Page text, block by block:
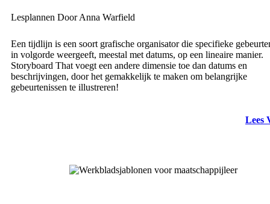
Lesplannen Door Anna Warfield
Een tijdlijn is een soort grafische organisator die specifieke
in volgorde weergeeft, meestal met datums, op een lineaire manier.
Storyboard That voegt een andere dimensie toe dan datums en
beschrijvingen, door het gemakkelijk te maken om belangrijke
gebeurtenissen te illustreren!
Lees